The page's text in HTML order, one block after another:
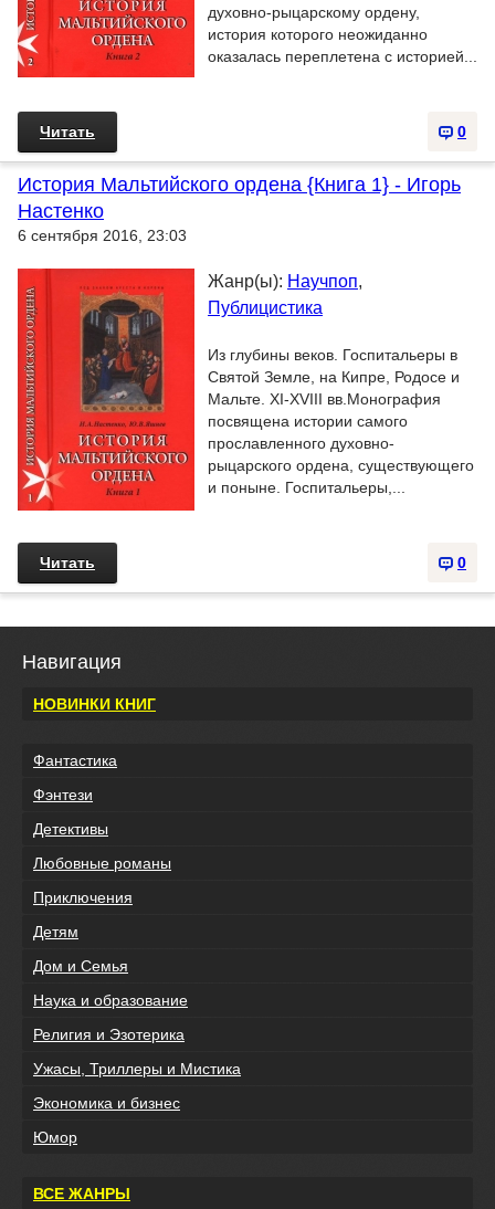
духовно-рыцарскому ордену,
история которого неожиданно
оказалась переплетена с историей...
0
Читать
История Мальтийского ордена {Книга 1} - Игорь
Настенко
6 сентября 2016, 23:03
Жанр(ы): Научпоп,
Публицистика
Из глубины веков. Госпитальеры в
Святой Земле, на Кипре, Родосе и
Мальте. XI-XVIII вв.Монография
посвящена истории самого
прославленного духовно-
рыцарского ордена, существующего
и поныне. Госпитальеры,...
0
Читать
Навигация
НОВИНКИ КНИГ
Фантастика
Фэнтези
Детективы
Любовные романы
Приключения
Детям
Дом и Семья
Наука и образование
Религия и Эзотерика
Ужасы, Триллеры и Мистика
Экономика и бизнес
Юмор
ВСЕ ЖАНРЫ